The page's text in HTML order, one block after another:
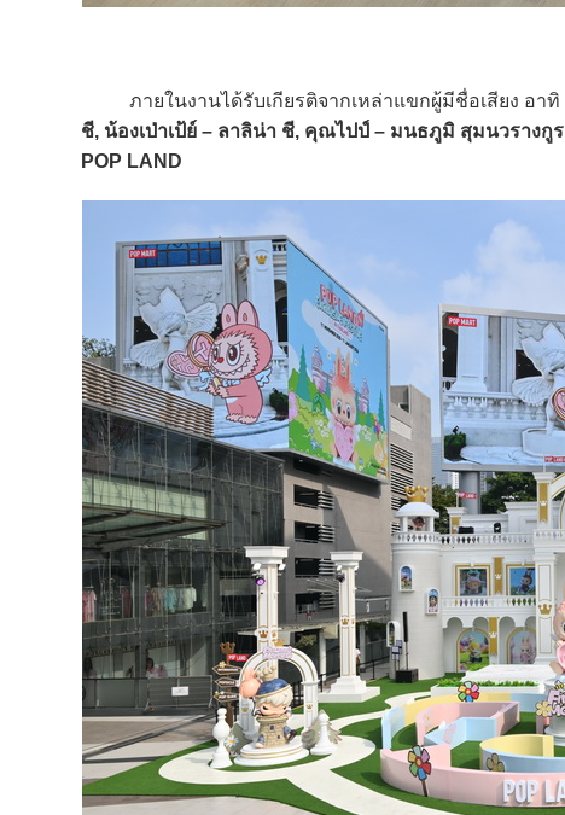
ภายในงานได้รับเกียรติจากเหล่าแขกผู้มีชื่อเสียง อาทิ
ชี, น้องเป่าเป้ย์ – ลาลิน่า ชี, คุณไปป์ – มนธภูมิ สุมนวรางกูร
POP LAND